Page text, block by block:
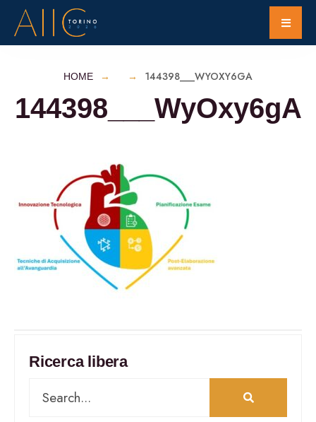
HOME 144398___WYOXY6GA
144398___WyOxy6gA
Ricerca libera